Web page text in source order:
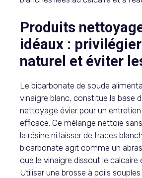
Produits
idéaux :
naturel et éviter
Le bicarbonate de soude
vinaigre blanc, constitue la base
nettoyage évier pour un
efficace. Ce mélange nettoie
la résine ni laisser de traces
bicarbonate agit comme un
que le vinaigre dissout le calcaire
Utiliser une brosse à poils